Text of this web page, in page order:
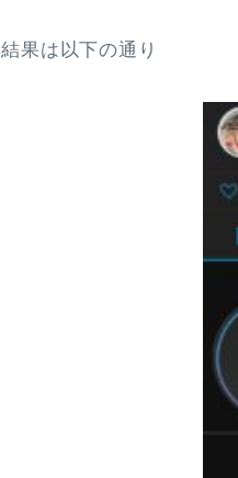
結果は以下の通り